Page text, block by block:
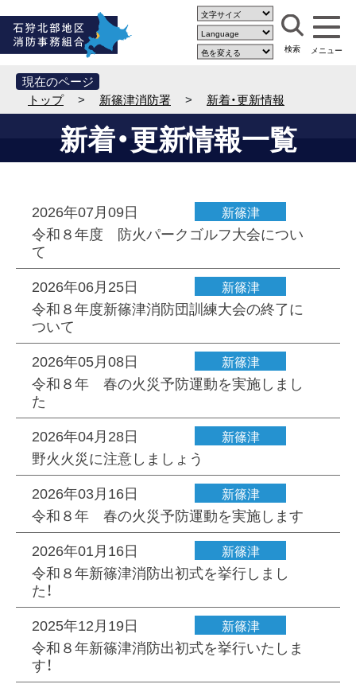
現在のページ
トップ
> 新篠津消防署 > 新着・更新情報
新着・更新情報一覧
2026年07月09日 新篠津
令和８年度 防火パークゴルフ大会につい
て
2026年06月25日
新篠津
令和８年度新篠津消防団訓練大会の終了に
ついて
2026年05月08日
新篠津
令和８年 春の火災予防運動を実施しまし
た
2026年04月28日
新篠津
野火火災に注意しましょう
2026年03月16日
新篠津
令和８年 春の火災予防運動を実施します
2026年01月16日
新篠津
令和８年新篠津消防出初式を挙行しまし
た！
2025年12月19日
新篠津
令和８年新篠津消防出初式を挙行いたしま
す！